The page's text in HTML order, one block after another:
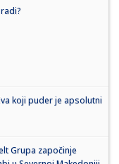
koji puder je apsolutni
Grupa započinje